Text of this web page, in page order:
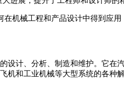
机械工程和产品设计中得到应用
设计、分析、制造和维护。它在汽
机和工业机械等大型系统的各种解